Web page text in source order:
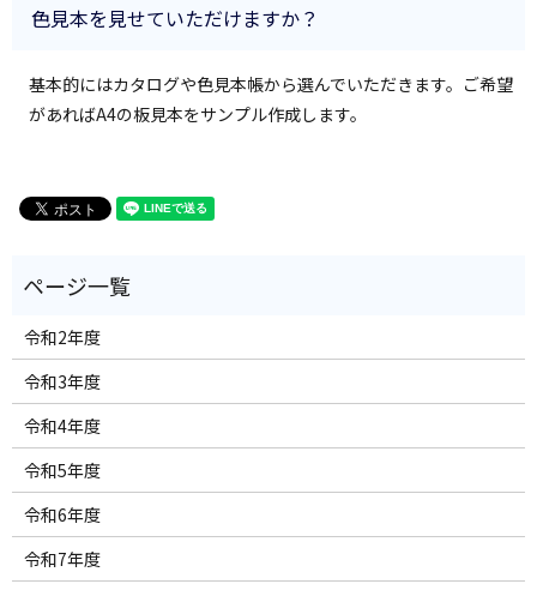
色見本を見せていただけますか？
基本的にはカタログや色見本帳から選んでいただきます。ご希望
があればA4の板見本をサンプル作成します。
令和2年度
令和3年度
令和4年度
令和5年度
令和6年度
令和7年度